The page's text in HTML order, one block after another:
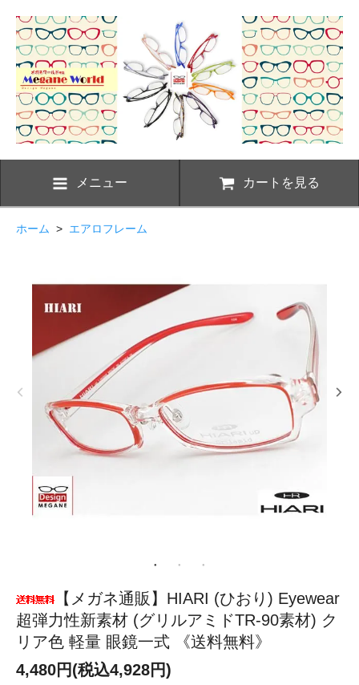
メニュー カートを見る
ホーム > エアロフレーム
【メガネ通販】HIARI (ひおり) Eyewear
超弾力性新素材 (グリルアミドTR-90素材) ク
リア色 軽量 眼鏡一式 《送料無料》
4,480円(税込4,928円)